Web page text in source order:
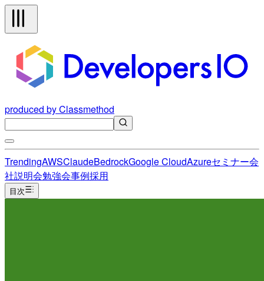
produced by Classmethod
TrendingAWSClaudeBedrockGoogle CloudAzureセミナー会
社説明会勉強会事例採用
目次